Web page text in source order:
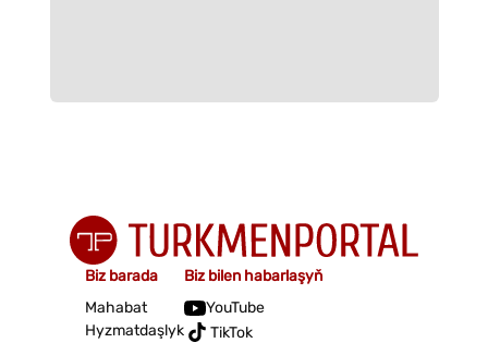
Biz barada
Mahabat
Hyzmatdaşlyk
Biz bilen habarlaşyň
YouTube
TikTok